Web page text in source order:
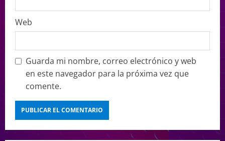
Web
Guarda mi nombre, correo electrónico y web
en este navegador para la próxima vez que
comente.